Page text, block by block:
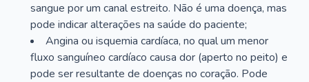
sangue por um canal estreito. Não é uma doença, mas
pode indicar alterações na saúde do paciente;
Angina ou isquemia cardíaca, no qual um menor
fluxo sanguíneo cardíaco causa dor (aperto no peito) e
pode ser resultante de doenças no coração. Pode